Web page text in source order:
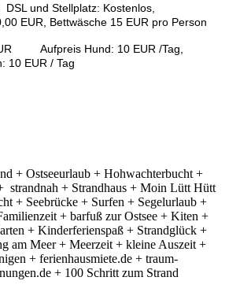
und Stellplatz: Kostenlos,
EUR, Bettwäsche 15 EUR pro Person
Aufpreis Hund: 10 EUR /Tag,
10 EUR / Tag
+ Ostseeurlaub + Hohwachterbucht +
strandnah + Strandhaus + Moin Lütt Hütt
+ Seebrücke + Surfen + Segelurlaub +
+ barfuß zur Ostsee + Kiten +
+ Kinderferienspaß + Strandglück +
am Meer + Meerzeit + kleine Auszeit +
+ ferienhausmiete.de + traum-
+ 100 Schritt zum Strand